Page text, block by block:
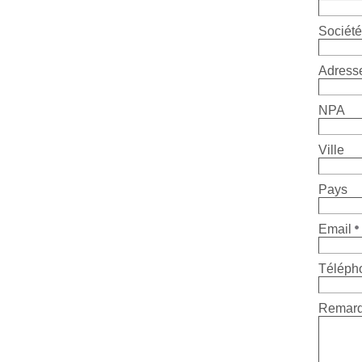
Société
NPA
Ville
Pays
Email